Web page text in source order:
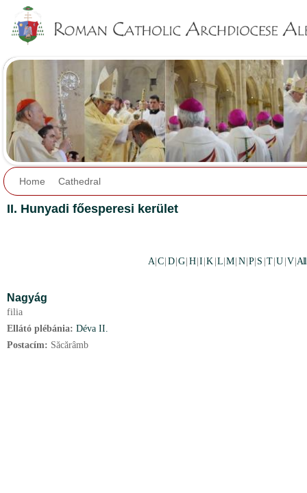
Home Cathedral
II. Hunyadi főesperesi kerület
A |C D |G H I |K L |M N |P S T |U V |All
Nagyág
filia
Ellátó plébánia: Déva II.
Postacím: Săcărâmb